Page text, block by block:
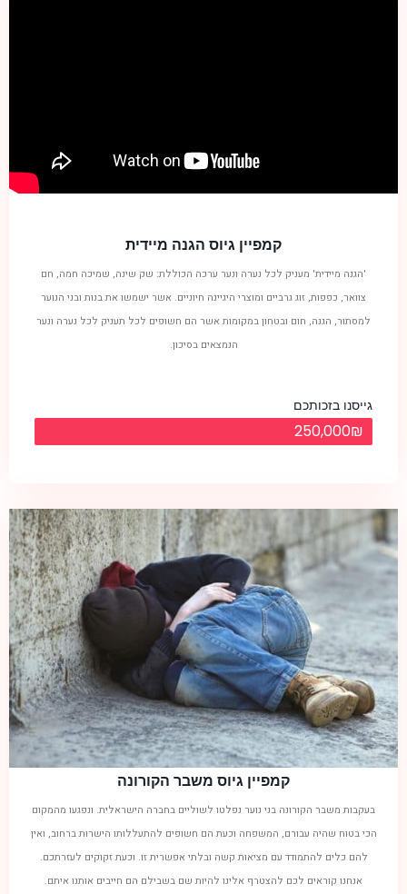
קמפיין גיוס הגנה מיידית
'הגנה מיידית' מעניק לכל נערה ונער ערכה הכוללת: שק שינה, שמיכה חמה, חם
צוואר, כפפות, זוג גרביים ומוצרי היגיינה חיוניים. אשר ישמשו את בנות ובני הנוער
למסתור, הגנה, חום ובטחון במקומות אשר הם חשופים לכל תעניק לכל נערה ונער
הנמצאים בסיכון.
גייסנו בזכותכם
250,000₪
קמפיין גיוס משבר הקורונה
בעקבות משבר הקורונה בני נוער נפלטו לשוליים בחברה הישראלית. ונפגעו מהמקום
הכי בטוח שהיה עבורם, המשפחה וכעת הם חשופים להתעללותו הישרות ברחוב, ואין
להם כלים להתמודד עם מציאות קשה ובלתי אפשרית זו. וכעת זקוקים לעזרתכם.
אנחנו קוראים לכם להצטרף אלינו להיות שם בשבילם הם חייבים אותנו איתם.